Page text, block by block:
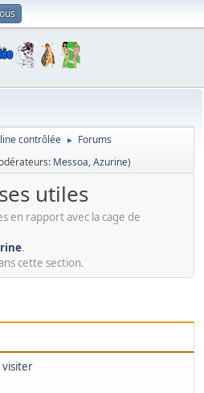
contrôlée ► Forums
Messoa,Azurine)
utiles
en rapport avec la cage de
.
cette section.
visiter